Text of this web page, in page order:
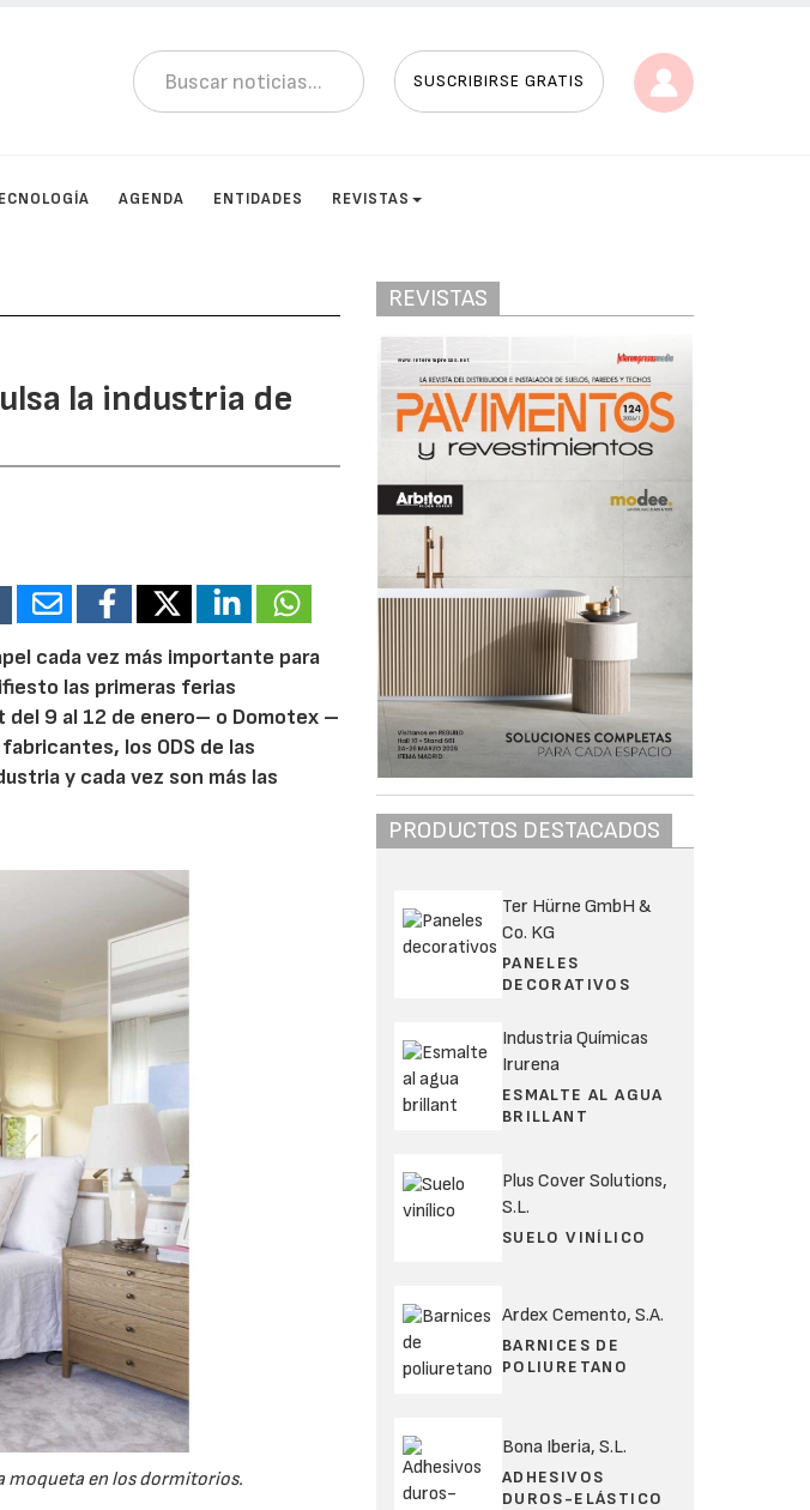
SUSCRIBIRSE GRATIS
AGENDA ENTIDADES REVISTAS
la industria de
cada vez más importante para
las primeras ferias
9 al 12 de enero– o Domotex –
los ODS de las
y cada vez son más las
moqueta en los dormitorios.
REVISTAS
PRODUCTOS DESTACADOS
Ter Hürne GmbH &
Co. KG
PANELES
DECORATIVOS
Industria Químicas
Irurena
ESMALTE AL AGUA
BRILLANT
Plus Cover Solutions,
S.L.
SUELO VINÍLICO
Ardex Cemento, S.A.
BARNICES DE
POLIURETANO
Bona Iberia, S.L.
ADHESIVOS
DUROS-ELÁSTICO